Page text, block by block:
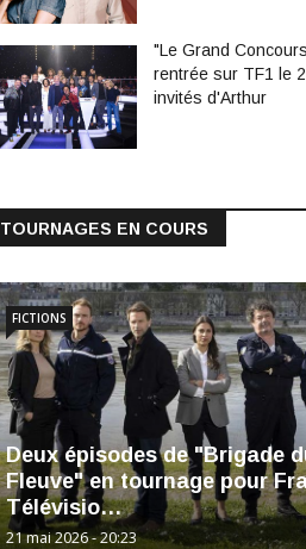
"Le Grand
rentrée sur TF1 le
invités d'Arthur
TOURNAGES EN COURS
Deux épisodes de "Brigade
Fleuve" en tournage pour
Télévisio…
21 mai 2026 - 20:23
FICTIONS